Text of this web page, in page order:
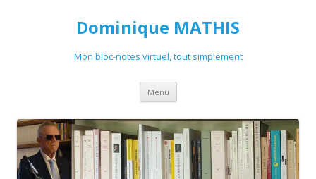
Dominique MATHIS
Mon bloc-notes virtuel, tout simplement
Menu Aller
contenu